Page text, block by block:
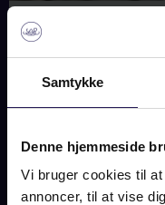
Samtykke
Denne hjemmeside
Vi bruger cookies til
annoncer, til at vise